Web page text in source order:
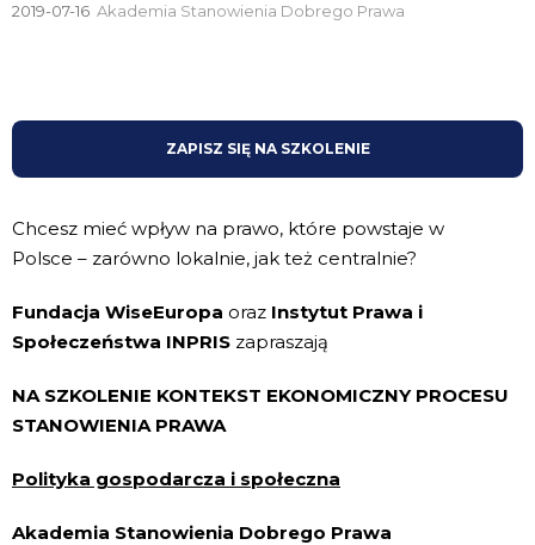
2019-07-16 Akademia Stanowienia Dobrego Prawa
ZAPISZ SIĘ NA SZKOLENIE
Chcesz mieć wpływ na prawo, które powstaje w
Polsce – zarówno lokalnie, jak też centralnie?
Fundacja WiseEuropa oraz Instytut Prawa i
Społeczeństwa INPRIS zapraszają
NA SZKOLENIE KONTEKST EKONOMICZNY PROCESU
STANOWIENIA PRAWA
Polityka gospodarcza i społeczna
Akademia Stanowienia Dobrego Prawa